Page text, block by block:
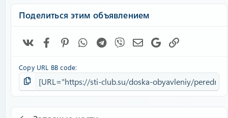
Поделиться этим объявлением
FacebookPinterestWhatsAppTelegram
Viber Электронная почта
Google
Copy URL BB code